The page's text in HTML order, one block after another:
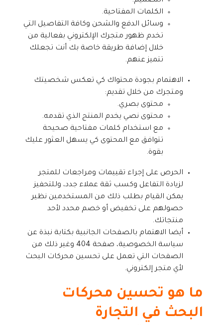
الكلمات المفتاحية.
وسائل الدفع والشحن وكافة التفاصيل التي
تخدم ظهور متجرك الإلكتروني بفعالية من
خلال إضافة طريقة خاصة بك أنت تجعلك
تتميز عنهم.
الاهتمام بجودة محتواك كي تعكس شخصيتك
ومتجرك من خلال تقديم:
محتوى بصري.
محتوى نصي يخدم المنتج الذي تقدمه.
مع استخدام كلمات مفتاحية صحيحة
تتوافق مع المحتوى كي يسهل العثور عليك
بقوة.
الحرص على إجراء تقييمات ومراجعات للمتجر
لزيادة التفاعل وكسب ثقة عملاء جدد، وللتحفيز
يمكن القيام بطلب ذلك من المستخدمين نظير
حصولهم على تخفيض أو خصم محدد لأحد
منتجاتك.
أيضا الاهتمام بالصفحات الجانبية بكتابة نبذة عن
سياسة الخصوصية، صفحة 404 وغير ذلك من
الصفحات التي تعمل على تحسين محركات البحث
لأي متجر إلكتروني.
ما هو تحسين محركات
البحث في التجارة